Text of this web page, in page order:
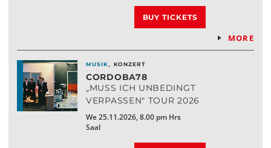
MORE
BUY TICKETS
MUSIK, KONZERT
CORDOBA78
„MUSS ICH UNBEDINGT
VERPASSEN" TOUR 2026
We 25.11.2026, 8.00 pm Hrs
Saal